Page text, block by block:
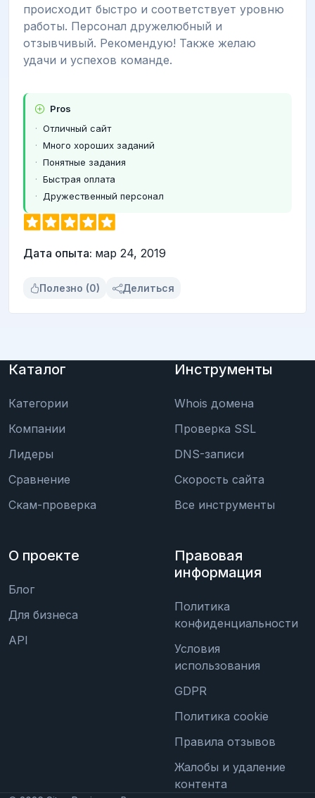
происходит быстро и соответствует уровню
работы. Персонал дружелюбный и
отзывчивый. Рекомендую! Также желаю
удачи и успехов команде.
Pros
Отличный сайт
Много хороших заданий
Понятные задания
Быстрая оплата
Дружественный персонал
Дата опыта: мар 24, 2019
Полезно (0) Делиться
Каталог
Категории
Компании
Лидеры
Сравнение
Скам-проверка
Инструменты
Whois домена
Проверка SSL
DNS-записи
Скорость сайта
Все инструменты
О проекте
Блог
Для бизнеса
API
Правовая
информация
Политика
конфиденциальности
Условия
использования
GDPR
Политика cookie
Правила отзывов
Жалобы и удаление
контента